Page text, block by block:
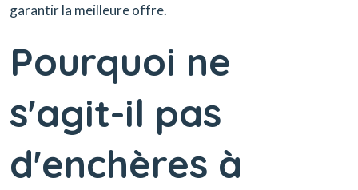
garantir la meilleure offre.
Pourquoi ne
s'agit-il pas
d'enchères à